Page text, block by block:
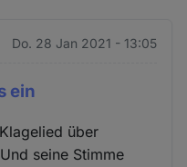
Do. 28 Jan 2021 - 13:05
ein
über
seine Stimme